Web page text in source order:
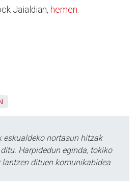
Jaialdian, hemen
eskualdeko nortasun hitzak
Harpidedun eginda, tokiko
dituen komunikabidea